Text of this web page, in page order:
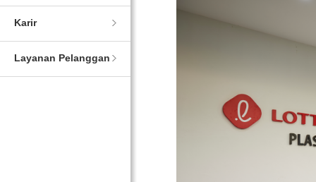
Karir
Layanan Pelanggan